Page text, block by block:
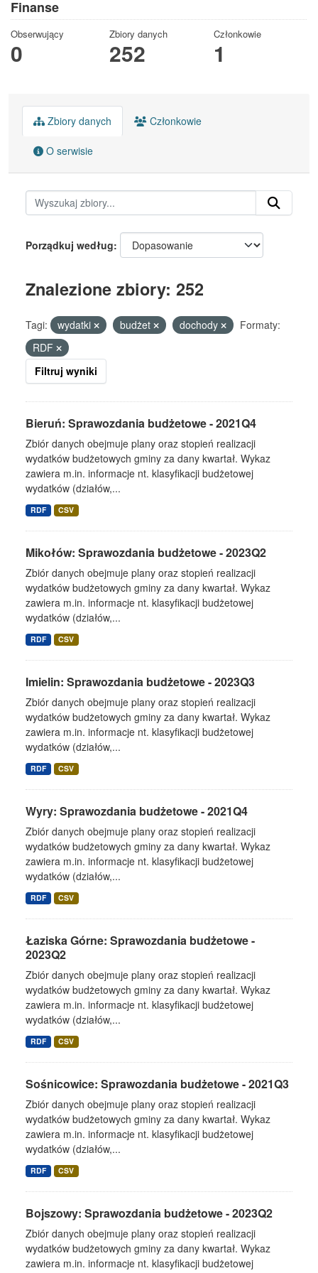
Finanse
Obserwujący
0
Zbiory danych
252
Członkowie
1
Zbiory danych Członkowie
O serwisie
Porządkuj według
Znalezione zbiory: 252
Tagi: wydatki budżet dochody
Formaty:
RDF
Filtruj wyniki
Bieruń: Sprawozdania budżetowe - 2021Q4
Zbiór danych obejmuje plany oraz stopień realizacji
wydatków budżetowych gminy za dany kwartał. Wykaz
zawiera m.in. informacje nt. klasyfikacji budżetowej
wydatków (działów,...
RDF CSV
Mikołów: Sprawozdania budżetowe - 2023Q2
Zbiór danych obejmuje plany oraz stopień realizacji
wydatków budżetowych gminy za dany kwartał. Wykaz
zawiera m.in. informacje nt. klasyfikacji budżetowej
wydatków (działów,...
RDF CSV
Imielin: Sprawozdania budżetowe - 2023Q3
Zbiór danych obejmuje plany oraz stopień realizacji
wydatków budżetowych gminy za dany kwartał. Wykaz
zawiera m.in. informacje nt. klasyfikacji budżetowej
wydatków (działów,...
RDF CSV
Wyry: Sprawozdania budżetowe - 2021Q4
Zbiór danych obejmuje plany oraz stopień realizacji
wydatków budżetowych gminy za dany kwartał. Wykaz
zawiera m.in. informacje nt. klasyfikacji budżetowej
wydatków (działów,...
RDF CSV
Łaziska Górne: Sprawozdania budżetowe -
2023Q2
Zbiór danych obejmuje plany oraz stopień realizacji
wydatków budżetowych gminy za dany kwartał. Wykaz
zawiera m.in. informacje nt. klasyfikacji budżetowej
wydatków (działów,...
RDF CSV
Sośnicowice: Sprawozdania budżetowe - 2021Q3
Zbiór danych obejmuje plany oraz stopień realizacji
wydatków budżetowych gminy za dany kwartał. Wykaz
zawiera m.in. informacje nt. klasyfikacji budżetowej
wydatków (działów,...
RDF CSV
Bojszowy: Sprawozdania budżetowe - 2023Q2
Zbiór danych obejmuje plany oraz stopień realizacji
wydatków budżetowych gminy za dany kwartał. Wykaz
zawiera m.in. informacje nt. klasyfikacji budżetowej